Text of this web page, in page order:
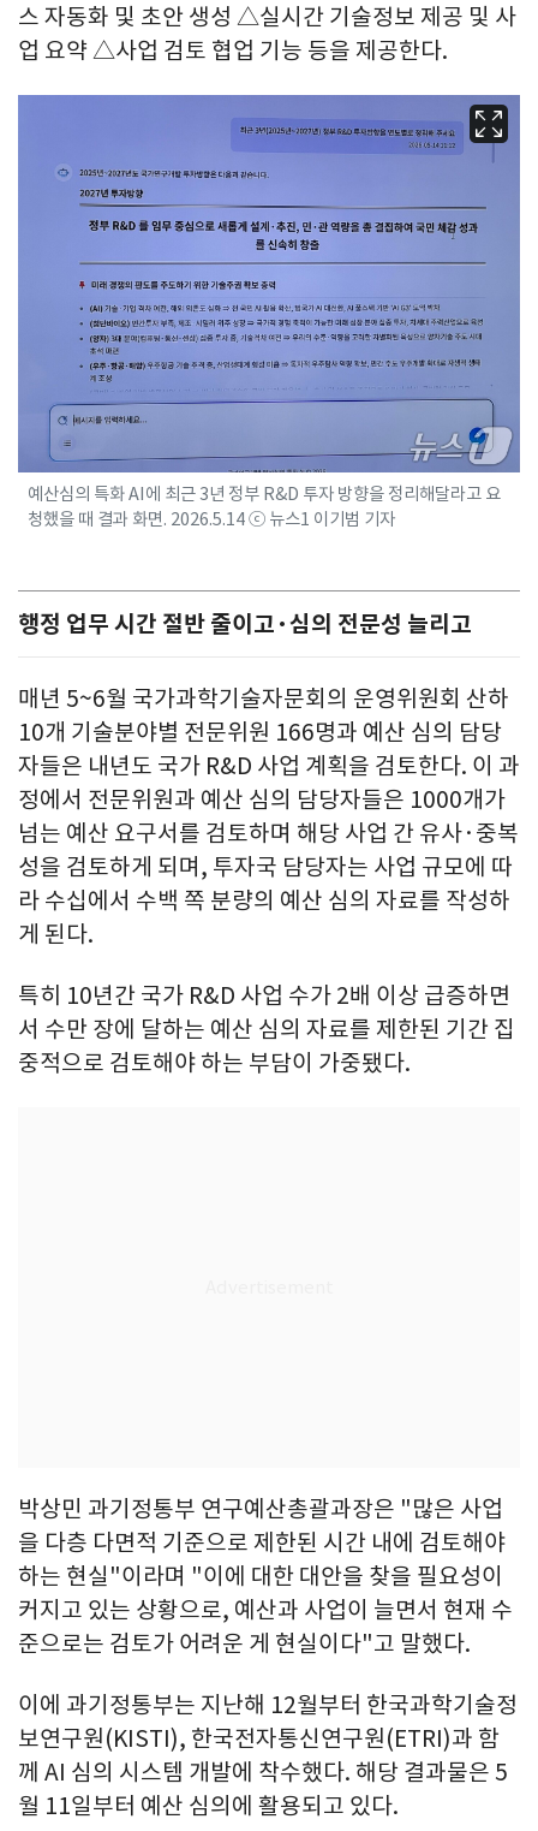
스 자동화 및 초안 생성 △실시간 기술정보 제공 및 사
업 요약 △사업 검토 협업 기능 등을 제공한다.
예산심의 특화 AI에 최근 3년 정부 R&D 투자 방향을 정리해달라고 요
청했을 때 결과 화면. 2026.5.14 ⓒ 뉴스1 이기범 기자
행정 업무 시간 절반 줄이고·심의 전문성 늘리고
매년 5~6월 국가과학기술자문회의 운영위원회 산하
10개 기술분야별 전문위원 166명과 예산 심의 담당
자들은 내년도 국가 R&D 사업 계획을 검토한다. 이 과
정에서 전문위원과 예산 심의 담당자들은 1000개가
넘는 예산 요구서를 검토하며 해당 사업 간 유사·중복
성을 검토하게 되며, 투자국 담당자는 사업 규모에 따
라 수십에서 수백 쪽 분량의 예산 심의 자료를 작성하
게 된다.
특히 10년간 국가 R&D 사업 수가 2배 이상 급증하면
서 수만 장에 달하는 예산 심의 자료를 제한된 기간 집
중적으로 검토해야 하는 부담이 가중됐다.
박상민 과기정통부 연구예산총괄과장은 "많은 사업
을 다층 다면적 기준으로 제한된 시간 내에 검토해야
하는 현실"이라며 "이에 대한 대안을 찾을 필요성이
커지고 있는 상황으로, 예산과 사업이 늘면서 현재 수
준으로는 검토가 어려운 게 현실이다"고 말했다.
이에 과기정통부는 지난해 12월부터 한국과학기술정
보연구원(KISTI), 한국전자통신연구원(ETRI)과 함
께 AI 심의 시스템 개발에 착수했다. 해당 결과물은 5
월 11일부터 예산 심의에 활용되고 있다.